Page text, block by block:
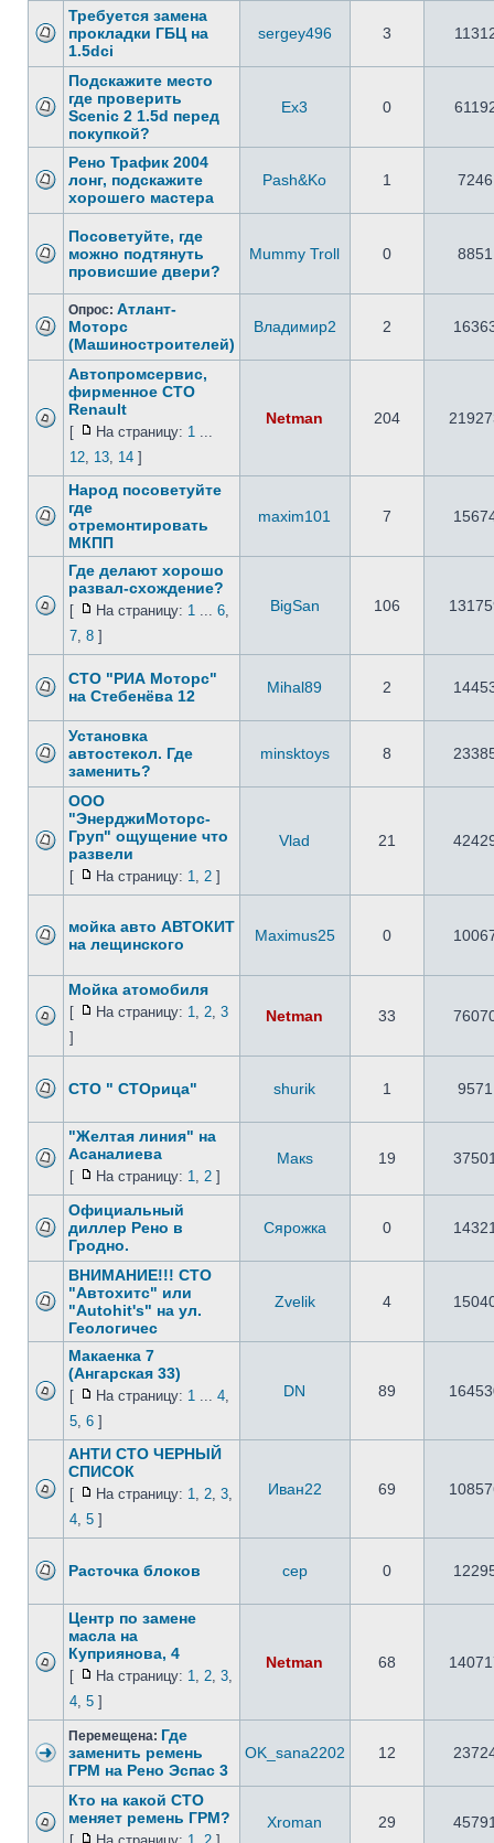
Требуется замена
прокладки ГБЦ на
1.5dci
sergey496 3
Подскажите место
где проверить
Scenic 2 1.5d перед
покупкой?
Ex3 0
Рено Трафик 2004
лонг, подскажите
хорошего мастера
Pash&Ko 1 7246
Посоветуйте, где
можно подтянуть
провисшие двери?
Mummy Troll 0 8851
Опрос: Атлант-
Моторс
(Машиностроителей)
Владимир2 2
Автопромсервис,
фирменное СТО
Renault
[ На страницу: 1 ...
12, 13, 14 ]
Netman 204
Народ посоветуйте
где
отремонтировать
МКПП
maxim101 7
Где делают хорошо
развал-схождение?
[ На страницу: 1 ... 6,
7, 8 ]
BigSan 106
СТО "РИА Моторс"
на Стебенёва 12
Mihal89 2
Установка
автостекол. Где
заменить?
minsktoys 8
ООО
"ЭнерджиМоторс-
Груп" ощущение что
развели
[ На страницу: 1, 2 ]
Vlad 21
мойка авто АВТОКИТ
на лещинского
Maximus25 0
Мойка атомобиля
[ На страницу: 1, 2, 3
]
Netman 33
СТО " СТОрица" shurik 1 9571
"Желтая линия" на
Асаналиева
[ На страницу: 1, 2 ]
Макs 19
Официальный
диллер Рено в
Гродно.
Сярожка 0
ВНИМАНИЕ!!! СТО
"Автохитс" или
"Autohit's" на ул.
Геологичес
Zvelik 4
Макаенка 7
(Ангарская 33)
[ На страницу: 1 ... 4,
5, 6 ]
DN 89
АНТИ СТО ЧЕРНЫЙ
СПИСОК
[ На страницу: 1, 2, 3,
4, 5 ]
Иван22 69
Расточка блоков сер 0
Центр по замене
масла на
Куприянова, 4
[ На страницу: 1, 2, 3,
4, 5 ]
Netman 68
Перемещена: Где
заменить ремень
ГРМ на Рено Эспас 3
OK_sana2202 12
Кто на какой СТО
меняет ремень ГРМ?
Xroman 29